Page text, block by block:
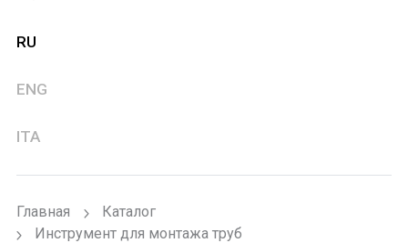
RU
ENG
ITA
Главная
Каталог
Инструмент для монтажа труб